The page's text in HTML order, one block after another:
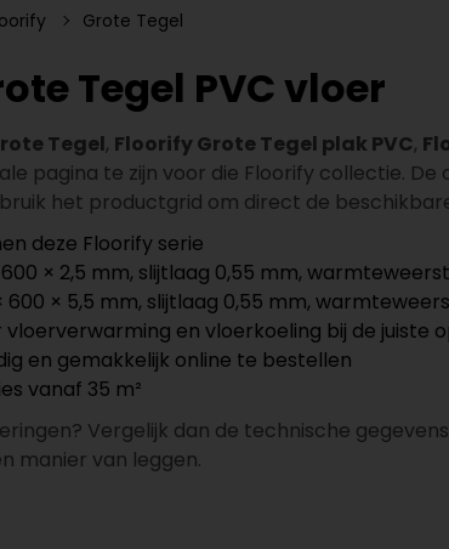
Grote Tegel
Tegel PVC vloer
Tegel, Floorify Grote Tegel plak PVC,
pagina te zijn voor die Floorify collectie.
het productgrid om direct de
deze Floorify serie
× 2,5 mm, slijtlaag 0,55 mm,
600 × 5,5 mm, slijtlaag 0,55 mm,
en vloerkoeling bij de juiste
en gemakkelijk online te bestellen
vanaf 35 m²
Vergelijk dan de technische
manier van leggen.